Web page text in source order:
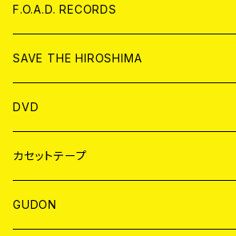
ANALOG
CD
ANALOG
F.O.A.D. RECORDS
CD
ANALOG
SAVE THE HIROSHIMA
アパレル
BADGE
DVD
JAPAN
WORLD
カセットテープ
JAPAN
GUDON